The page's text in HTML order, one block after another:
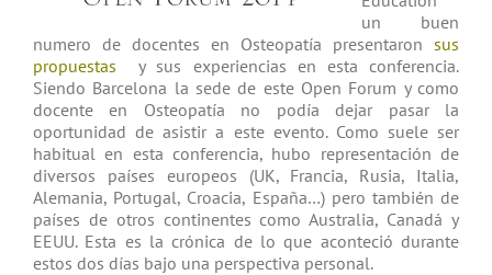
un buen
numero de docentes en Osteopatía presentaron sus
propuestas y sus experiencias en esta conferencia.
Siendo Barcelona la sede de este Open Forum y como
docente en Osteopatía no podía dejar pasar la
oportunidad de asistir a este evento. Como suele ser
habitual en esta conferencia, hubo representación de
diversos países europeos (UK, Francia, Rusia, Italia,
Alemania, Portugal, Croacia, España…) pero también de
países de otros continentes como Australia, Canadá y
EEUU. Esta es la crónica de lo que aconteció durante
estos dos días bajo una perspectiva personal.